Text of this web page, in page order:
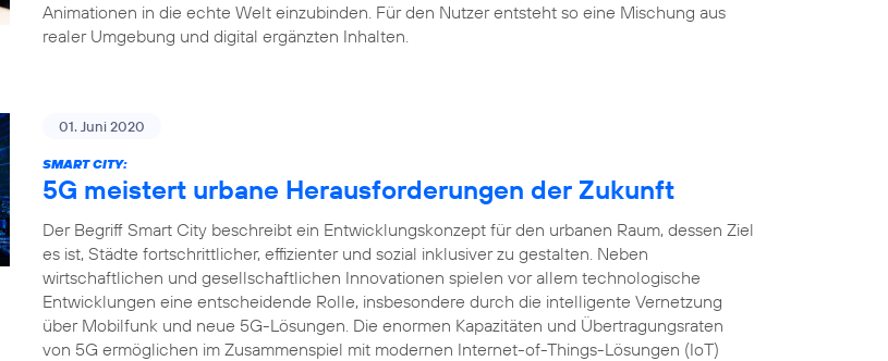
Animationen in die echte Welt einzubinden. Für den Nutzer entsteht so eine Mischung aus
realer Umgebung und digital ergänzten Inhalten.
01. Juni 2020
SMART CITY:
5G meistert urbane Herausforderungen der Zukunft
Der Begriff Smart City beschreibt ein Entwicklungskonzept für den urbanen Raum, dessen Ziel
es ist, Städte fortschrittlicher, effizienter und sozial inklusiver zu gestalten. Neben
wirtschaftlichen und gesellschaftlichen Innovationen spielen vor allem technologische
Entwicklungen eine entscheidende Rolle, insbesondere durch die intelligente Vernetzung
über Mobilfunk und neue 5G-Lösungen. Die enormen Kapazitäten und Übertragungsraten
von 5G ermöglichen im Zusammenspiel mit modernen Internet-of-Things-Lösungen (IoT)